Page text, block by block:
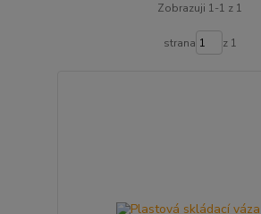
Zobrazuji 1-1 z 1
strana z 1